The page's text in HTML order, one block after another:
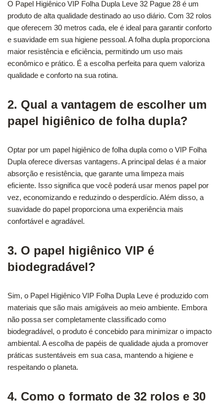
O Papel Higiênico VIP Folha Dupla Leve 32 Pague 28 é um
produto de alta qualidade destinado ao uso diário. Com 32 rolos
que oferecem 30 metros cada, ele é ideal para garantir conforto
e suavidade em sua higiene pessoal. A folha dupla proporciona
maior resistência e eficiência, permitindo um uso mais
econômico e prático. É a escolha perfeita para quem valoriza
qualidade e conforto na sua rotina.
2. Qual a vantagem de escolher um
papel higiênico de folha dupla?
Optar por um papel higiênico de folha dupla como o VIP Folha
Dupla oferece diversas vantagens. A principal delas é a maior
absorção e resistência, que garante uma limpeza mais
eficiente. Isso significa que você poderá usar menos papel por
vez, economizando e reduzindo o desperdício. Além disso, a
suavidade do papel proporciona uma experiência mais
confortável e agradável.
3. O papel higiênico VIP é
biodegradável?
Sim, o Papel Higiênico VIP Folha Dupla Leve é produzido com
materiais que são mais amigáveis ao meio ambiente. Embora
não possa ser completamente classificado como
biodegradável, o produto é concebido para minimizar o impacto
ambiental. A escolha de papéis de qualidade ajuda a promover
práticas sustentáveis em sua casa, mantendo a higiene e
respeitando o planeta.
4. Como o formato de 32 rolos e 30